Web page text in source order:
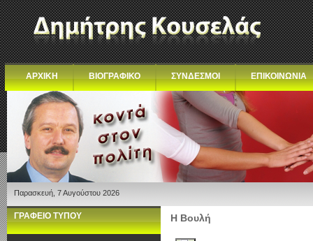
ΑΡΧΙΚΗ ΒΙΟΓΡΑΦΙΚΟ ΣΥΝΔΕΣΜΟΙ ΕΠΙΚΟΙΝΩΝΙΑ
Παρασκευή, 7 Αυγούστου 2026
ΓΡΑΦΕΙΟ ΤΥΠΟΥ Η Βουλή